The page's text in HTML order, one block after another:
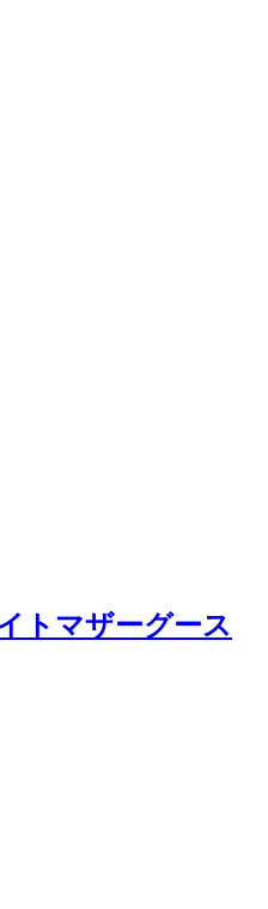
トマザーグース